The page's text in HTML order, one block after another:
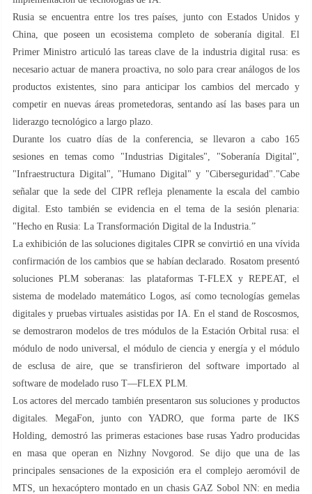
Rusia se encuentra entre los tres países, junto con Estados Unidos y
China, que poseen un ecosistema completo de soberanía digital. El
Primer Ministro articuló las tareas clave de la industria digital rusa: es
necesario actuar de manera proactiva, no solo para crear análogos de los
productos existentes, sino para anticipar los cambios del mercado y
competir en nuevas áreas prometedoras, sentando así las bases para un
liderazgo tecnológico a largo plazo.
Durante los cuatro días de la conferencia, se llevaron a cabo 165
sesiones en temas como "Industrias Digitales", "Soberanía Digital",
"Infraestructura Digital", "Humano Digital" y "Ciberseguridad"."Cabe
señalar que la sede del CIPR refleja plenamente la escala del cambio
digital. Esto también se evidencia en el tema de la sesión plenaria:
"Hecho en Rusia: La Transformación Digital de la Industria.”
La exhibición de las soluciones digitales CIPR se convirtió en una vívida
confirmación de los cambios que se habían declarado. Rosatom presentó
soluciones PLM soberanas: las plataformas T-FLEX y REPEAT, el
sistema de modelado matemático Logos, así como tecnologías gemelas
digitales y pruebas virtuales asistidas por IA. En el stand de Roscosmos,
se demostraron modelos de tres módulos de la Estación Orbital rusa: el
módulo de nodo universal, el módulo de ciencia y energía y el módulo
de esclusa de aire, que se transfirieron del software importado al
software de modelado ruso T—FLEX PLM.
Los actores del mercado también presentaron sus soluciones y productos
digitales. MegaFon, junto con YADRO, que forma parte de IKS
Holding, demostró las primeras estaciones base rusas Yadro producidas
en masa que operan en Nizhny Novgorod. Se dijo que una de las
principales sensaciones de la exposición era el complejo aeromóvil de
MTS, un hexacóptero montado en un chasis GAZ Sobol NN: en media